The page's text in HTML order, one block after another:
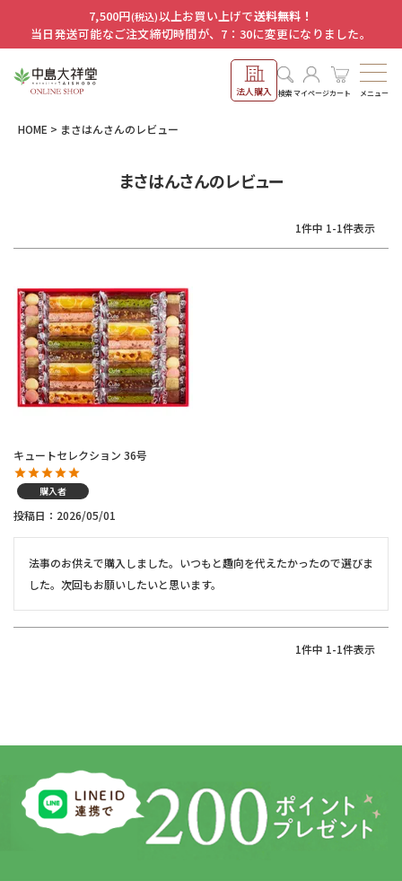
7,500円(税込)以上お買い上げで送料無料！
当日発送可能なご注文締切時間が、7：30に変更になりました。
法人購入 検索マイページカート メニュー
HOME まさはんさんのレビュー
まさはんさんのレビュー
1件中 1-1件表示
キュートセレクション 36号
購入者
投稿日 2026/05/01
法事のお供えで購入しました。いつもと趣向を代えたかったので選びま
した。次回もお願いしたいと思います。
1件中 1-1件表示